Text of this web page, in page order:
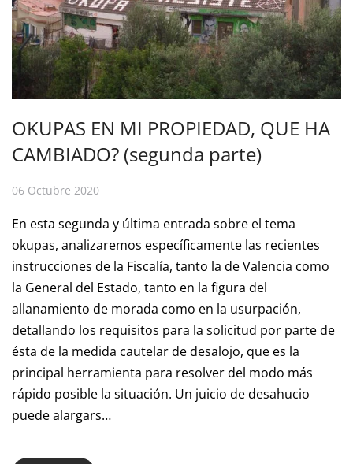
OKUPAS EN MI PROPIEDAD, QUE HA
CAMBIADO? (segunda parte)
06 Octubre 2020
En esta segunda y última entrada sobre el tema
okupas, analizaremos específicamente las recientes
instrucciones de la Fiscalía, tanto la de Valencia como
la General del Estado, tanto en la figura del
allanamiento de morada como en la usurpación,
detallando los requisitos para la solicitud por parte de
ésta de la medida cautelar de desalojo, que es la
principal herramienta para resolver del modo más
rápido posible la situación. Un juicio de desahucio
puede alargars…